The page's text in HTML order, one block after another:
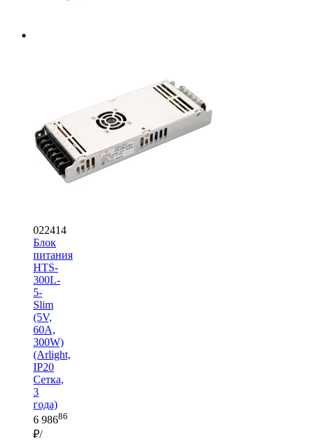
022414
Блок
питания
HTS-
300L-
5-
Slim
(5V,
60A,
300W)
(Arlight,
IP20
Сетка,
3
года)
6 98686
₽/